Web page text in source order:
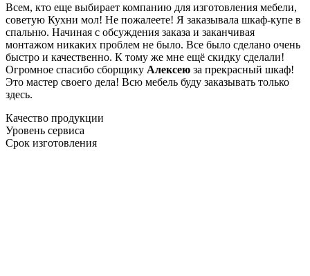
Всем, кто еще выбирает компанию для изготовления мебели,
советую Кухни мол! Не пожалеете! Я заказывала шкаф-купе в
спальню. Начиная с обсуждения заказа и заканчивая
монтажом никаких проблем не было. Все было сделано очень
быстро и качественно. К тому же мне ещё скидку сделали!
Огромное спасибо сборщику Алексею за прекрасный шкаф!
Это мастер своего дела! Всю мебель буду заказывать только
здесь.
Качество продукции
Уровень сервиса
Срок изготовления